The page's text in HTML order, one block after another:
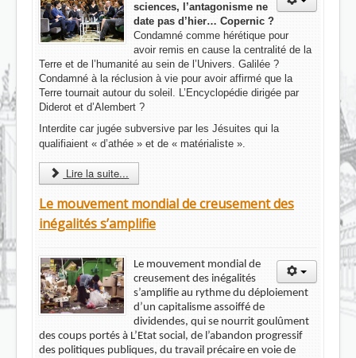
sciences, l’antagonisme ne
date pas d’hier… Copernic ?
Condamné comme hérétique pour
avoir remis en cause la centralité de la
Terre et de l’humanité au sein de l’Univers. Galilée ?
Condamné à la réclusion à vie pour avoir affirmé que la
Terre tournait autour du soleil. L’Encyclopédie dirigée par
Diderot et d’Alembert ?
Interdite car jugée subversive par les Jésuites qui la
qualifiaient « d’athée » et de « matérialiste ».
Lire la suite...
Le mouvement mondial de creusement des
inégalités s’amplifie
Le mouvement mondial de
creusement des inégalités
s’amplifie au rythme du déploiement
d’un capitalisme assoiffé de
dividendes, qui se nourrit goulûment
des coups portés à L’Etat social, de l’abandon progressif
des politiques publiques, du travail précaire en voie de